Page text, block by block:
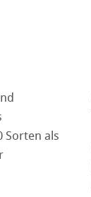
Sorten als